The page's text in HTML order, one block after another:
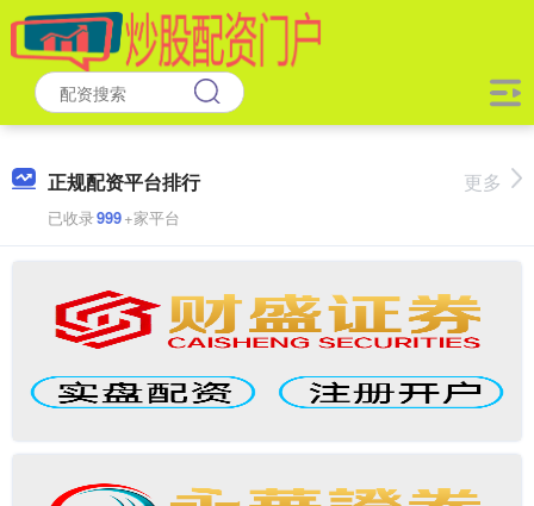
正规配资平台排行
已收录999+家平台
更多